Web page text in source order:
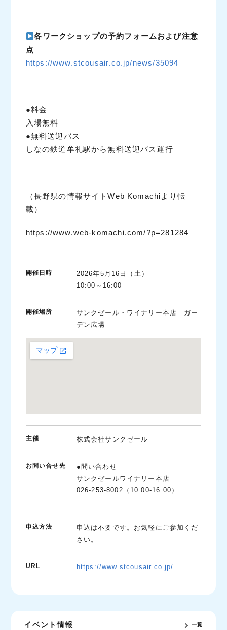
各ワークショップの予約フォームおよび注意
点
https://www.stcousair.co.jp/news/35094
●料金
入場無料
●無料送迎バス
しなの鉄道牟礼駅から無料送迎バス運行
（長野県の情報サイトWeb Komachiより転
載）
https://www.web-komachi.com/?p=281284
開催日時
2026年5月16日（土）
10:00～16:00
開催場所
サンクゼール・ワイナリー本店 ガー
デン広場
主催 株式会社サンクゼール
お問い合せ先
●問い合わせ
サンクゼールワイナリー本店
026-253-8002（10:00-16:00）
申込方法
申込は不要です。お気軽にご参加くだ
さい。
URL https://www.stcousair.co.jp/
イベント情報 一覧